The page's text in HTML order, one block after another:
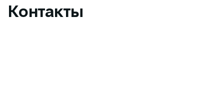
Контакты